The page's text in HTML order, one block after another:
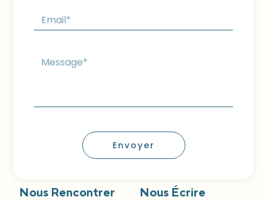
Envoyer
Nous Rencontrer Nous Écrire